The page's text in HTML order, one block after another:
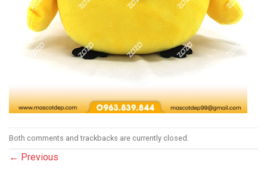
Both comments and trackbacks are currently closed.
← Previous